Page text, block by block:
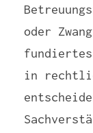
oder
fundiertes
in